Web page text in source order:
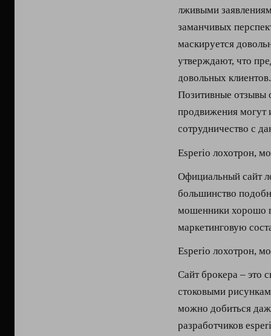
лживыми
заманчивых
маскируется
утверждают, что
довольных
Позитивные отзывы
продвижения могут
сотрудничество с
Esperio лохотрон,
Официальный сайт
большинство
мошенники хорошо
маркетинговую
Esperio лохотрон,
Сайт брокера – это
стоковыми
можно добиться
разработчиков